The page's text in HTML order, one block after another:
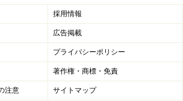
採用情報
広告掲載
プライバシーポリシー
著作権・商標・免責
注意 サイトマップ